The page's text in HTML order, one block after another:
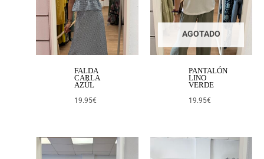
FALDA
CARLA
AZÚL
19.95€
AGOTADO
PANTALÓN
LINO
VERDE
19.95€